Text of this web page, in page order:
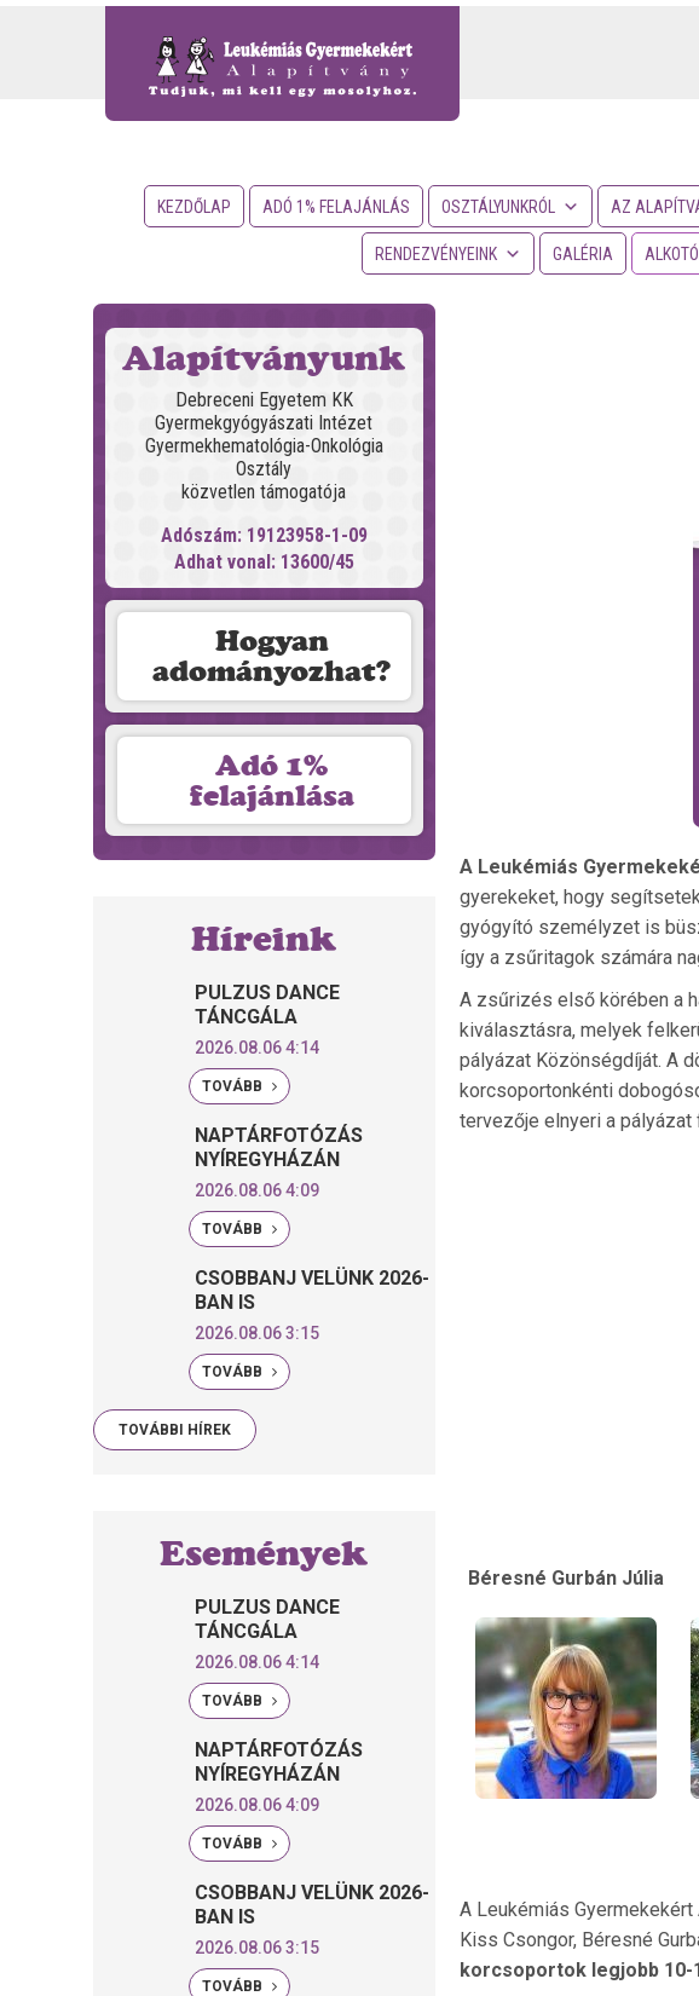
KEZDŐLAP ADÓ 1% FELAJÁNLÁS OSZTÁLYUNKRÓL AZ
RENDEZVÉNYEINK GALÉRIA
Alapítványunk
Debreceni Egyetem KK
Gyermekgyógyászati Intézet
Gyermekhematológia-Onkológia
Osztály
közvetlen támogatója
Adószám: 19123958-1-09
Adhat vonal: 13600/45
Hogyan
adományozhat?
Adó 1%
felajánlása
Híreink
PULZUS DANCE
TÁNCGÁLA
2026.08.06 4:14
TOVÁBB
NAPTÁRFOTÓZÁS
NYÍREGYHÁZÁN
2026.08.06 4:09
TOVÁBB
CSOBBANJ VELÜNK 2026-
BAN IS
2026.08.06 3:15
TOVÁBB
TOVÁBBI HÍREK
Események
PULZUS DANCE
TÁNCGÁLA
2026.08.06 4:14
TOVÁBB
NAPTÁRFOTÓZÁS
NYÍREGYHÁZÁN
2026.08.06 4:09
TOVÁBB
CSOBBANJ VELÜNK 2026-
BAN IS
2026.08.06 3:15
TOVÁBB
A Leukémiás
gyerekeket, hogy
gyógyító személyzet is
így a zsűritagok számára
A zsűrizés első körében a
kiválasztásra, melyek
pályázat Közönségdíját. A
korcsoportonkénti
tervezője elnyeri a pályázat
Béresné Gurbán Júlia
A Leukémiás
Kiss Csongor, Béresné
korcsoportok legjobb